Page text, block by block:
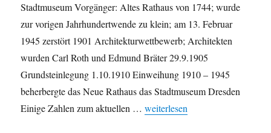
Stadtmuseum Vorgänger: Altes Rathaus von 1744; wurde
zur vorigen Jahrhundertwende zu klein; am 13. Februar
1945 zerstört 1901 Architekturwettbewerb; Architekten
wurden Carl Roth und Edmund Bräter 29.9.1905
Grundsteinlegung 1.10.1910 Einweihung 1910 – 1945
beherbergte das Neue Rathaus das Stadtmuseum Dresden
Einige Zahlen zum aktuellen …„Das Neue Rathaus in Zahlen“
weiterlesen